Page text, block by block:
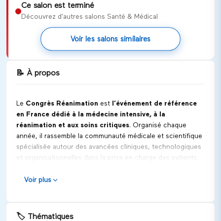
Ce salon est terminé
Découvrez d'autres salons Santé & Médical
Voir les salons similaires
📝 À propos
Le Congrès Réanimation est l’événement de référence
en France dédié à la médecine intensive, à la
réanimation et aux soins critiques. Organisé chaque
année, il rassemble la communauté médicale et scientifique
spécialisée autour des avancées cliniques, technologiques
et organisationnelles dans la prise en charge des patients
Positionnement et vocation
plateforme scientifique, médicale et pédagogique de
Voir plus
🏷️ Thématiques